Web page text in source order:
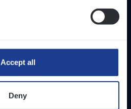
Accept all
DenyMari­ne